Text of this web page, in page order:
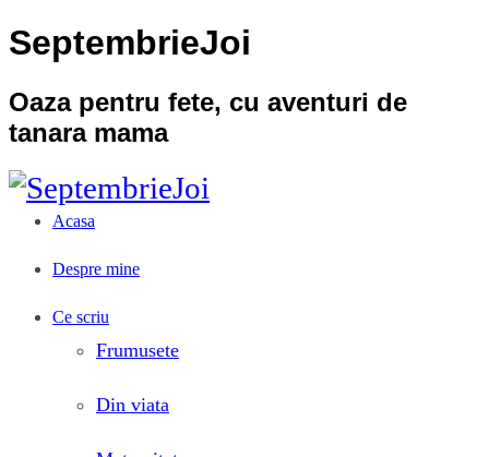
SeptembrieJoi
Oaza pentru fete, cu aventuri de
tanara mama
Acasa
Despre mine
Ce scriu
Frumusete
Din viata